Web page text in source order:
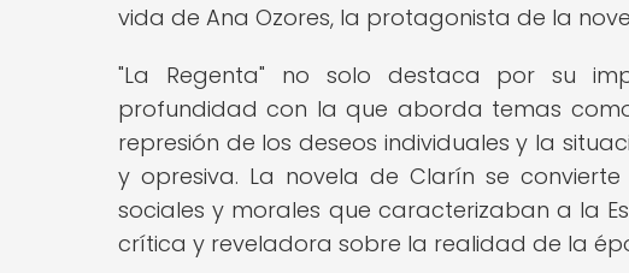
vida de Ana Ozores, la protagonista de la
"La Regenta" no solo destaca por su
profundidad con la que aborda temas
represión de los deseos individuales y la
y opresiva. La novela de Clarín se
sociales y morales que caracterizaban a la
crítica y reveladora sobre la realidad de la